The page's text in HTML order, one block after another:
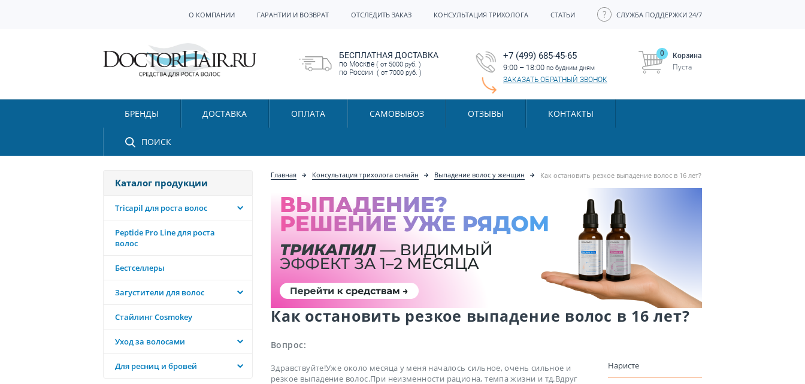
О КОМПАНИИ ГАРАНТИИ И ВОЗВРАТ ОТСЛЕДИТЬ ЗАКАЗ КОНСУЛЬТАЦИЯ ТРИХОЛОГА СТАТЬИ СЛУЖБА ПОДДЕРЖКИ 24/7
БЕСПЛАТНАЯ ДОСТАВКА
по Москве ( от 5000 руб. )
по России ( от 7000 руб. )
+7 (499) 685-45-65
9:00 – 18:00 по будним дням
ЗАКАЗАТЬ ОБРАТНЫЙ ЗВОНОК
Корзина
0
Пуста
БРЕНДЫ ДОСТАВКА ОПЛАТА САМОВЫВОЗ ОТЗЫВЫ КОНТАКТЫ
ПОИСК
Каталог продукции
Tricapil для роста волос
Peptide Pro Line для роста
волос
Бестселлеры
Загустители для волос
Стайлинг Cosmokey
Уход за волосами
Для ресниц и бровей
Главная Консультация трихолога онлайн Выпадение волос у женщин Как остановить резкое выпадение волос в 16 лет?
Как остановить резкое выпадение волос в 16 лет?
Наристе
Вопрос:
Здравствуйте!Уже около месяца у меня началось сильное, очень сильное и
резкое выпадение волос.При неизменности рациона, темпа жизни и тд.Вдруг